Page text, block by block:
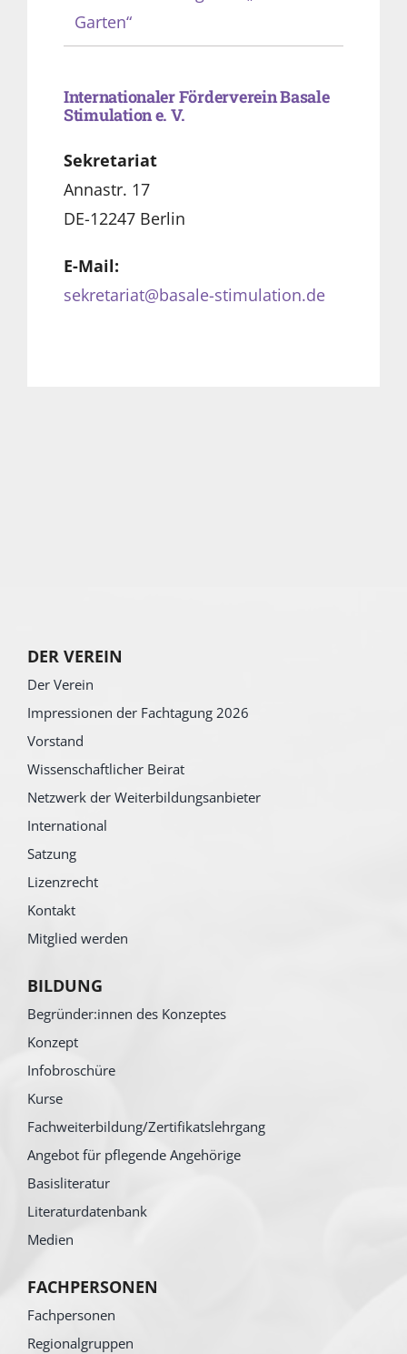
Garten“
Internationaler Förderverein Basale
Stimulation e. V.
Sekretariat
Annastr. 17
DE-12247 Berlin
E-Mail:
sekretariat@basale-stimulation.de
DER VEREIN
Der Verein
Impressionen der Fachtagung 2026
Vorstand
Wissenschaftlicher Beirat
Netzwerk der Weiterbildungsanbieter
International
Satzung
Lizenzrecht
Kontakt
Mitglied werden
BILDUNG
Begründer:innen des Konzeptes
Konzept
Infobroschüre
Kurse
Fachweiterbildung/Zertifikatslehrgang
Angebot für pflegende Angehörige
Basisliteratur
Literaturdatenbank
Medien
FACHPERSONEN
Fachpersonen
Regionalgruppen